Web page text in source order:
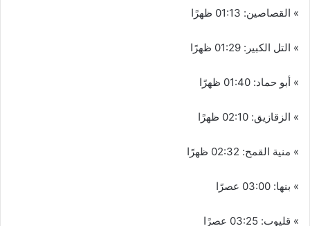
» القصاصين: 01:13 ظهرًا
» التل الكبير: 01:29 ظهرًا
» أبو حماد: 01:40 ظهرًا
» الزقازيق: 02:10 ظهرًا
» منية القمح: 02:32 ظهرًا
» بنها: 03:00 عصرًا
» قليوب: 03:25 عصرًا